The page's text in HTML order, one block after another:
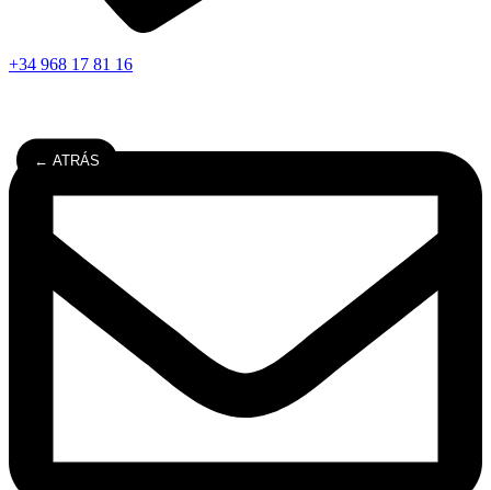
+34 968 17 81 16
← ATRÁS